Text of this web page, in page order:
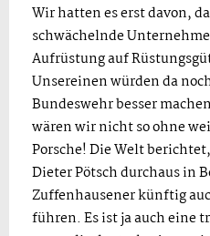
Wir hatten es erst davon,
schwächelnde
Aufrüstung auf
Unsereinen würden da
Bundeswehr besser
wären wir nicht so ohne
Porsche! Die Welt
Dieter Pötsch durchaus in
Zuffenhausener künftig
führen. Es ist ja auch eine